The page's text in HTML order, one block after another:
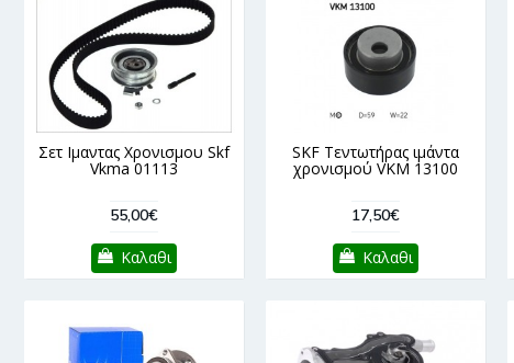
Σετ Ιμαντας Χρονισμου Skf
Vkma 01113
55,00€
Καλαθι
SKF Τεντωτήρας ιμάντα
χρονισμού VKM 13100
17,50€
Καλαθι